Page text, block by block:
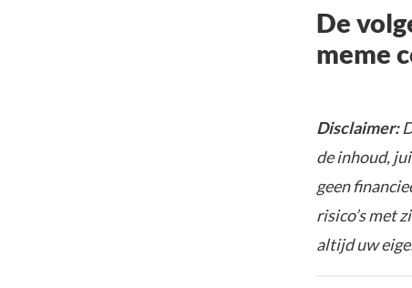
De
meme
Disclaimer:
de inhoud,
geen
risico’s met
altijd uw